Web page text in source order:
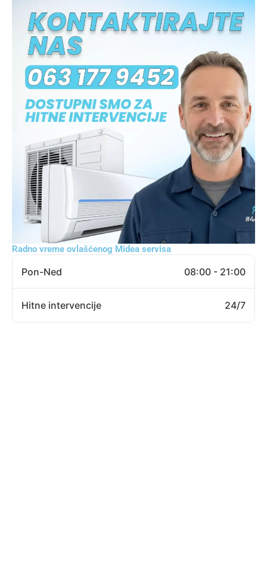
Radno vreme ovlašćenog Midea servisa
Pon-Ned 08:00 - 21:00
Hitne intervencije 24/7